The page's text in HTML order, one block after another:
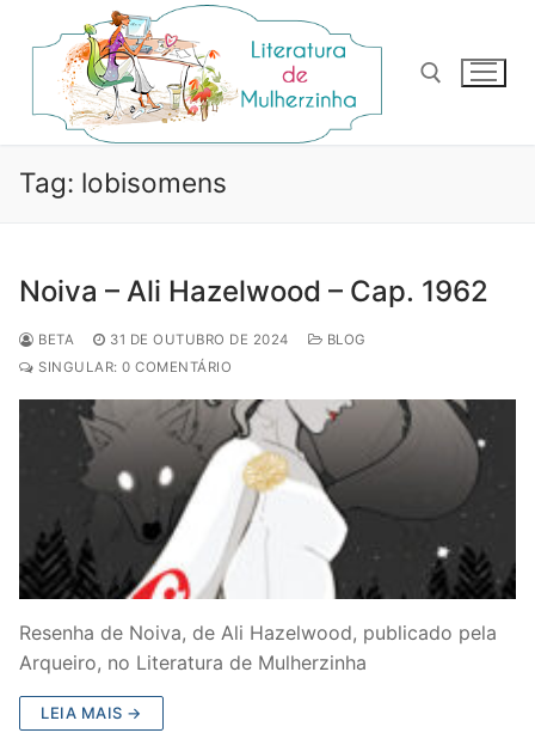
para
conteúdo
Pesquisar por:
Tag: lobisomens
Noiva – Ali Hazelwood – Cap. 1962
BETA 31 DE OUTUBRO DE 2024
BLOG
SINGULAR: 0 COMENTÁRIO
Resenha de Noiva, de Ali Hazelwood, publicado pela
Arqueiro, no Literatura de Mulherzinha
LEIA MAIS →